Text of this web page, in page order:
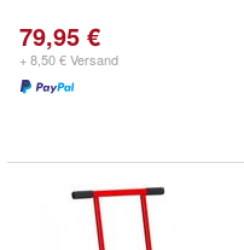
79,95 €
+ 8,50 € Versand